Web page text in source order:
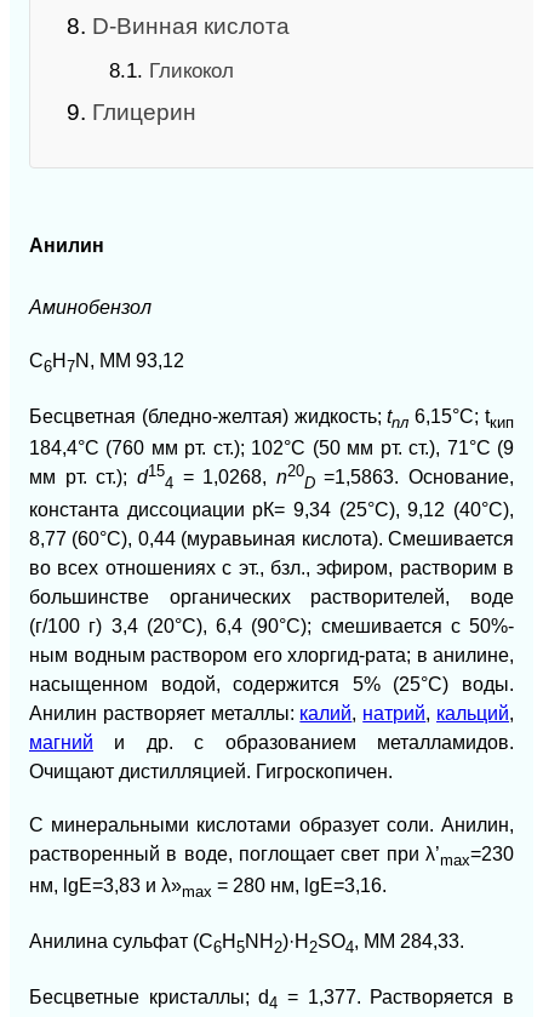
8. D-Винная кислота
8.1. Гликокол
9. Глицерин
Анилин
Аминобензол
C6H 7N, ММ 93,12
Бесцветная (бледно-желтая) жидкость;tnл 6,15°С; tкип
184,4°С (760 мм рт. ст.); 102°С (50 мм рт. ст.), 71°С (9
мм рт. ст.); d15
4 = 1,0268, n20
D =1,5863. Основание,
константа диссоциации рК= 9,34 (25°С), 9,12 (40°С),
8,77 (60°С), 0,44 (муравьиная кислота). Смешивается
во всех отношениях с эт., бзл., эфиром, растворим в
большинстве органических растворителей, воде
(г/100 г) 3,4 (20°С), 6,4 (90°С); смешивается с 50%-
ным водным раствором его хлоргид-рата; в анилине,
насыщенном водой, содержится 5% (25°С) воды.
Анилин растворяет металлы: калий, натрий, кальций,
магний и др. с образованием металламидов.
Очищают дистилляцией. Гигроскопичен.
С минеральными кислотами образует соли. Анилин,
растворенный в воде, поглощает свет при λ’mах=230
нм, lgE=3,83 и λ»mах = 280 нм, lgE=3,16.
Анилина сульфат (C6H 5NH 2)·H 2SO4, MM 284,33.
Бесцветные кристаллы; d4 = 1,377. Растворяется в